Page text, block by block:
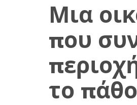
Μια
που
το